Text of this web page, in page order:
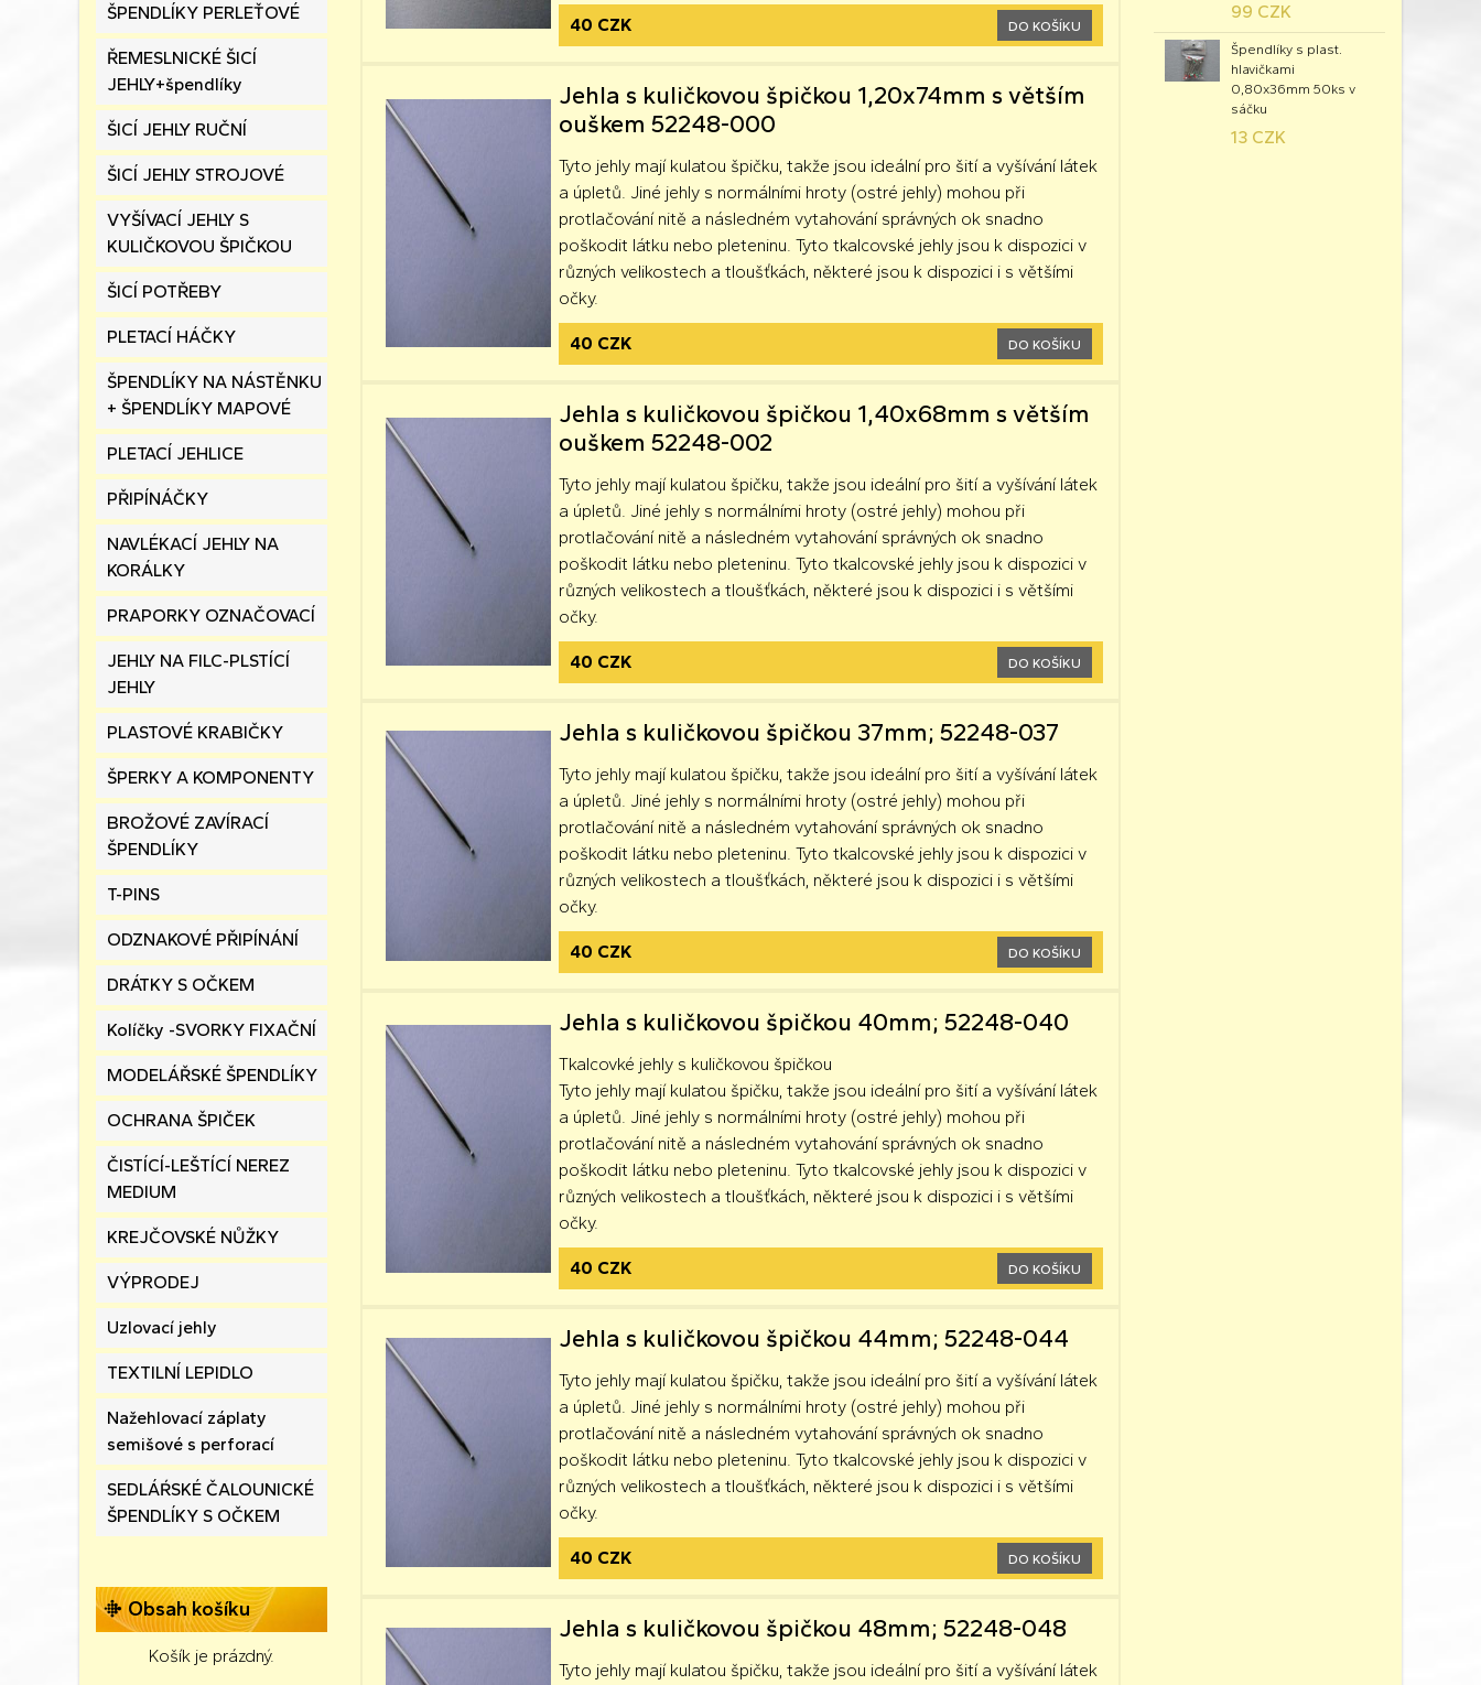
ŠPENDLÍKY PERLEŤOVÉ
ŘEMESLNICKÉ ŠICÍ
JEHLY+špendlíky
ŠICÍ JEHLY RUČNÍ
ŠICÍ JEHLY STROJOVÉ
VYŠÍVACÍ JEHLY S
KULIČKOVOU ŠPIČKOU
ŠICÍ POTŘEBY
PLETACÍ HÁČKY
ŠPENDLÍKY NA NÁSTĚNKU
+ ŠPENDLÍKY MAPOVÉ
PLETACÍ JEHLICE
PŘIPÍNÁČKY
NAVLÉKACÍ JEHLY NA
KORÁLKY
PRAPORKY OZNAČOVACÍ
JEHLY NA FILC-PLSTÍCÍ
JEHLY
PLASTOVÉ KRABIČKY
ŠPERKY A KOMPONENTY
BROŽOVÉ ZAVÍRACÍ
ŠPENDLÍKY
T-PINS
ODZNAKOVÉ PŘIPÍNÁNÍ
DRÁTKY S OČKEM
Kolíčky -SVORKY FIXAČNÍ
MODELÁŘSKÉ ŠPENDLÍKY
OCHRANA ŠPIČEK
ČISTÍCÍ-LEŠTÍCÍ NEREZ
MEDIUM
KREJČOVSKÉ NŮŽKY
VÝPRODEJ
Uzlovací jehly
TEXTILNÍ LEPIDLO
Nažehlovací záplaty
semišové s perforací
SEDLÁŔSKÉ ČALOUNICKÉ
ŠPENDLÍKY S OČKEM
Obsah košíku
Košík je prázdný.
40 CZK DO KOŠÍKU
Jehla s kuličkovou špičkou 1,20x74mm s větším
ouškem 52248-000
Tyto jehly mají kulatou špičku, takže jsou ideální pro šití a vyšívání látek
a úpletů. Jiné jehly s normálními hroty (ostré jehly) mohou při
protlačování nitě a následném vytahování správných ok snadno
poškodit látku nebo pleteninu. Tyto tkalcovské jehly jsou k dispozici v
různých velikostech a tloušťkách, některé jsou k dispozici i s většími
očky.
40 CZK DO KOŠÍKU
Jehla s kuličkovou špičkou 1,40x68mm s větším
ouškem 52248-002
Tyto jehly mají kulatou špičku, takže jsou ideální pro šití a vyšívání látek
a úpletů. Jiné jehly s normálními hroty (ostré jehly) mohou při
protlačování nitě a následném vytahování správných ok snadno
poškodit látku nebo pleteninu. Tyto tkalcovské jehly jsou k dispozici v
různých velikostech a tloušťkách, některé jsou k dispozici i s většími
očky.
40 CZK DO KOŠÍKU
Jehla s kuličkovou špičkou 37mm; 52248-037
Tyto jehly mají kulatou špičku, takže jsou ideální pro šití a vyšívání látek
a úpletů. Jiné jehly s normálními hroty (ostré jehly) mohou při
protlačování nitě a následném vytahování správných ok snadno
poškodit látku nebo pleteninu. Tyto tkalcovské jehly jsou k dispozici v
různých velikostech a tloušťkách, některé jsou k dispozici i s většími
očky.
40 CZK DO KOŠÍKU
Jehla s kuličkovou špičkou 40mm; 52248-040
Tkalcovké jehly s kuličkovou špičkou
Tyto jehly mají kulatou špičku, takže jsou ideální pro šití a vyšívání látek
a úpletů. Jiné jehly s normálními hroty (ostré jehly) mohou při
protlačování nitě a následném vytahování správných ok snadno
poškodit látku nebo pleteninu. Tyto tkalcovské jehly jsou k dispozici v
různých velikostech a tloušťkách, některé jsou k dispozici i s většími
očky.
40 CZK DO KOŠÍKU
Jehla s kuličkovou špičkou 44mm; 52248-044
Tyto jehly mají kulatou špičku, takže jsou ideální pro šití a vyšívání látek
a úpletů. Jiné jehly s normálními hroty (ostré jehly) mohou při
protlačování nitě a následném vytahování správných ok snadno
poškodit látku nebo pleteninu. Tyto tkalcovské jehly jsou k dispozici v
různých velikostech a tloušťkách, některé jsou k dispozici i s většími
očky.
40 CZK DO KOŠÍKU
Jehla s kuličkovou špičkou 48mm; 52248-048
Tyto jehly mají kulatou špičku, takže jsou ideální pro šití a vyšívání látek
99 CZK
Špendlíky s plast.
hlavičkami
0,80x36mm 50ks v
sáčku
13 CZK